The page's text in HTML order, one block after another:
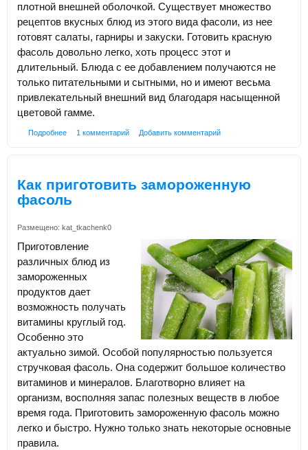
плотной внешней оболочкой. Существует множество
рецептов вкусных блюд из этого вида фасоли, из нее
готовят салаты, гарниры и закуски. Готовить красную
фасоль довольно легко, хоть процесс этот и
длительный. Блюда с ее добавлением получаются не
только питательными и сытными, но и имеют весьма
привлекательный внешний вид благодаря насыщенной
цветовой гамме.
Подробнее 1 комментарий Добавить комментарий
Как приготовить замороженную
фасоль
Размещено: kat_tkachenk0
Приготовление
различных блюд из
замороженных
продуктов дает
возможность получать
витамины круглый год.
Особенно это
актуально зимой. Особой популярностью пользуется
стручковая фасоль. Она содержит большое количество
витаминов и минералов. Благотворно влияет на
организм, восполняя запас полезных веществ в любое
время года. Приготовить замороженную фасоль можно
легко и быстро. Нужно только знать некоторые основные
правила.